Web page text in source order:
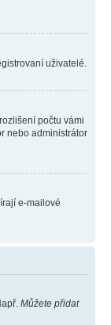
uživatelé.
počtu vámi
nebo administrátor
e-mailové
Můžete přidat